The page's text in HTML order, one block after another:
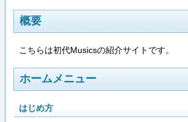
概要
こちらは初代Musicsの紹介サイトです。
ホームメニュー
はじめ方